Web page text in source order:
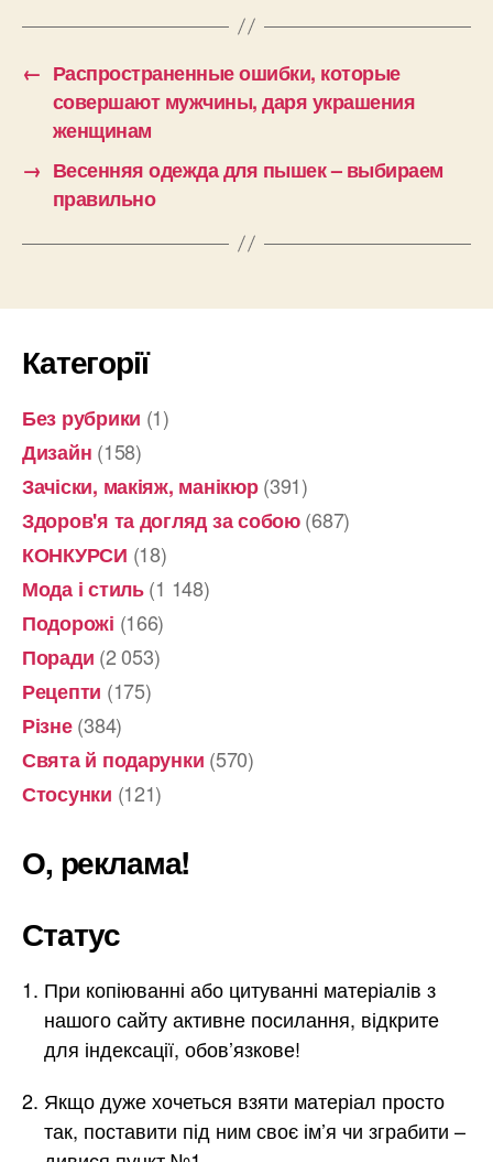
← Распространенные ошибки, которые
совершают мужчины, даря украшения
женщинам
→ Весенняя одежда для пышек – выбираем
правильно
Категорії
Без рубрики (1)
Дизайн (158)
Зачіски, макіяж, манікюр(391)
Здоров'я та догляд за собою(687)
КОНКУРСИ (18)
Мода і стиль(1 148)
Подорожі (166)
Поради (2 053)
Рецепти (175)
Різне(384)
Свята й подарунки (570)
Стосунки (121)
О, реклама!
Статус
При копіюванні або цитуванні матеріалів з
нашого сайту активне посилання, відкрите
для індексації, обов’язкове!
Якщо дуже хочеться взяти матеріал просто
так, поставити під ним своє ім’я чи зграбити –